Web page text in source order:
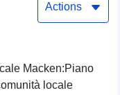
Actions
Macken:Piano
locale